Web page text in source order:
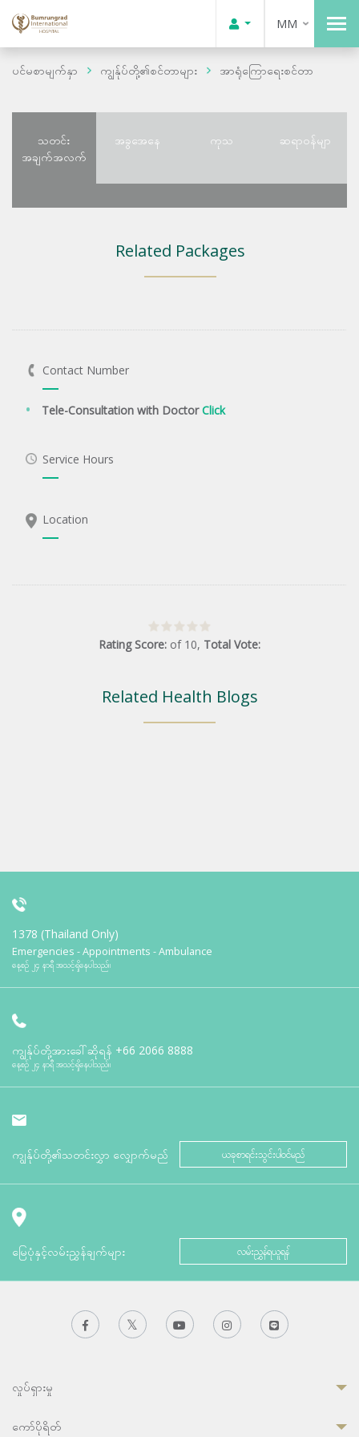
MM
ပင်မစာမျက်နှာ ကျွန်ုပ်တို့၏စင်တာများ အာရုံကြောရေးစင်တာ
သတင်း
အချက်အလက်
အခွအေနေ ကုသ ဆရာဝန်မျာ
Related Packages
Contact Number
Tele-Consultation with DoctorClick
Service Hours
Location
Rating Score: of 10, Total Vote:
Related Health Blogs
1378 (Thailand Only)
Emergencies - Appointments - Ambulance
နေ့စဉ် ၂၄ နာရီ အသင့်ရှိနေပါသည်။
ကျွန်ုပ်တို့အားခေါ်ဆိုရန် +66 2066 8888
နေ့စဉ် ၂၄ နာရီ အသင့်ရှိနေပါသည်။
ကျွန်ုပ်တို့၏သတင်းလွှာ လျှောက်မည် ယခုစာရင်းသွင်းပါဝင်မည်
မြေပုံနှင့်လမ်းညွှန်ချက်များ လမ်းညွှန်ရယူရန်
လှုပ်ရှားမှု
ကော်ပိုရိတ်